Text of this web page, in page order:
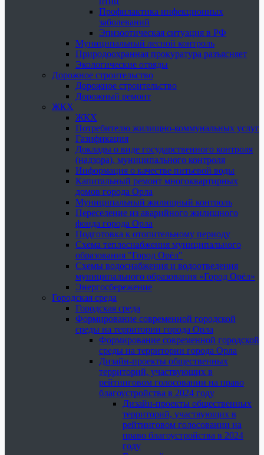
Профилактика инфекционных
заболеваний
Эпизоотическая ситуация в РФ
Муниципальный лесной контроль
Природоохранная прокуратура разъясняет
Экологические отряды
Дорожное строительство
Дорожное строительство
Дорожный ремонт
ЖКХ
ЖКХ
Потребителю жилищно-коммунальных услуг
Газификация
Доклады о виде государственного контроля
(надзора), муниципального контроля
Информация о качестве питьевой воды
Капитальный ремонт многоквартирных
домов города Орла
Муниципальный жилищный контроль
Переселение из аварийного жилищного
фонда города Орла
Подготовка к отопительному периоду
Схема теплоснабжения муниципального
образования "Город Орёл"
Схемы водоснабжения и водоотведения
муниципального образования «Город Орёл»
Энергосбережение
Городская среда
Городская среда
Формирование современной городской
среды на территории города Орла
Формирование современной городской
среды на территории города Орла
Дизайн-проекты общественных
территорий, участвующих в
рейтинговом голосовании на право
благоустройства в 2024 году
Дизайн-проекты общественных
территорий, участвующих в
рейтинговом голосовании на
право благоустройства в 2024
году